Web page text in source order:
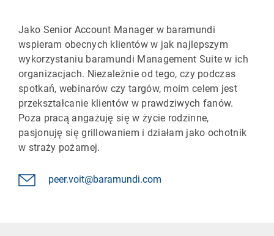
Jako Senior Account Manager w baramundi
wspieram obecnych klientów w jak najlepszym
wykorzystaniu baramundi Management Suite w ich
organizacjach. Niezależnie od tego, czy podczas
spotkań, webinarów czy targów, moim celem jest
przekształcanie klientów w prawdziwych fanów.
Poza pracą angażuję się w życie rodzinne,
pasjonuję się grillowaniem i działam jako ochotnik
w straży pożarnej.
peer.voit@baramundi.com